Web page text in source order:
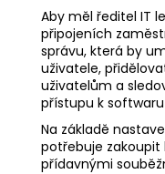
Aby měl ředitel IT
připojeních
správu, která by
uživatele,
uživatelům a
přístupu k
Na základě
potřebuje zakoupit
přídavnými